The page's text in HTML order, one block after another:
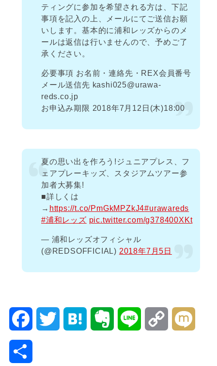
ティングに参加を希望される方は、下記
事項を記入の上、メールにてご送信お願
いします。基本的に浦和レッズからのメ
ールは返信は行いませんので、予めご了
承ください。
必要事項 お名前・連絡先・REX会員番号
メール送信先 kashi025@urawa-
reds.co.jp
お申込み期限 2018年7月12日(木)18:00
夏の思い出を作ろう!ジュニアプレス、フ
ェアプレーキッズ、スタジアムツアー参
加者大募集!
■詳しくは
→ https://t.co/PmGkMPZkJ4#urawareds
#浦和レッズ pic.twitter.com/g378400XKt
— 浦和レッズオフィシャル
(@REDSOFFICIAL) 2018年7月5日